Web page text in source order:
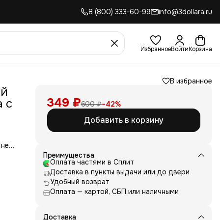
8 (800) 333-60-99 info@3dollara.ru
ИзбранноеВойтиКорзина
с
В избранное
349 ₽600 ₽−42%
Добавить в корзину
Преимущества
Оплата частями в Сплит
Доставка в пункты выдачи или до двери
Удобный возврат
Оплата — картой, СБП или наличными
Доставка